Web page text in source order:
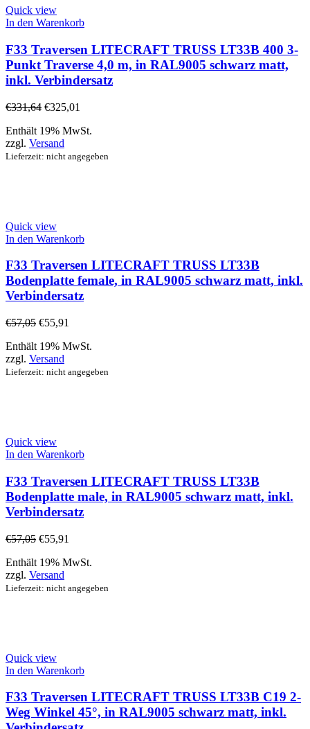
Quick view
In den Warenkorb
F33 Traversen LITECRAFT TRUSS LT33B 400 3-
Punkt Traverse 4,0 m, in RAL9005 schwarz matt,
inkl. Verbindersatz
€331,64 €325,01
Enthält 19% MwSt.
zzgl. Versand
Lieferzeit: nicht angegeben
Quick view
In den Warenkorb
F33 Traversen LITECRAFT TRUSS LT33B
Bodenplatte female, in RAL9005 schwarz matt, inkl.
Verbindersatz
€57,05 €55,91
Enthält 19% MwSt.
zzgl. Versand
Lieferzeit: nicht angegeben
Quick view
In den Warenkorb
F33 Traversen LITECRAFT TRUSS LT33B
Bodenplatte male, in RAL9005 schwarz matt, inkl.
Verbindersatz
€57,05 €55,91
Enthält 19% MwSt.
zzgl. Versand
Lieferzeit: nicht angegeben
Quick view
In den Warenkorb
F33 Traversen LITECRAFT TRUSS LT33B C19 2-
Weg Winkel 45°, in RAL9005 schwarz matt, inkl.